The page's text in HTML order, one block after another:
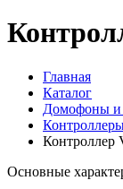
Главная
Каталог
Домофоны
Основные